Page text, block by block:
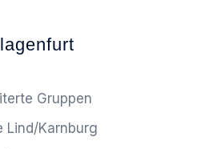
Gruppen
Lind/Karnburg